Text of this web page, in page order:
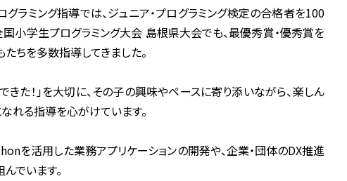
ラミング指導では、ジュニア・プログラミング検定の合格者を100
国小学生プログラミング大会 島根県大会でも、最優秀賞・優秀賞を
ちを多数指導してきました。
きた！」を大切に、その子の興味やペースに寄り添いながら、楽しん
れる指導を心がけています。
を活用した業務アプリケーションの開発や、企業・団体のDX推進
でいます。